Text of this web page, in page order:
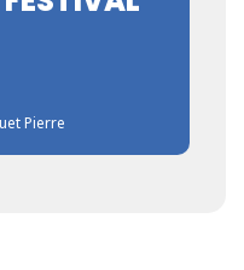
Pierre